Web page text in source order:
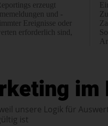
erzeugt
und -
Ereignisse oder
erforderlich sind,
im
unsere Logik für
ist